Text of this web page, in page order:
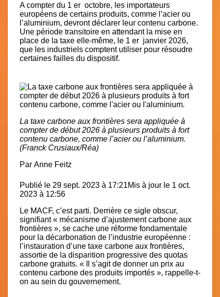
A compter du 1 er octobre, les importateurs
européens de certains produits, comme l’acier ou
l’aluminium, devront déclarer leur contenu carbone.
Une période transitoire en attendant la mise en
place de la taxe elle-même, le 1 er janvier 2026,
que les industriels comptent utiliser pour résoudre
certaines failles du dispositif.
La taxe carbone aux frontières sera appliquée à
compter de début 2026 à plusieurs produits à fort
contenu carbone, comme l’acier ou l’aluminium.
(Franck Crusiaux/Réa)
Par Anne Feitz
Publié le 29 sept. 2023 à 17:21Mis à jour le 1 oct.
2023 à 12:56
Le MACF, c’est parti. Derrière ce sigle obscur,
signifiant « mécanisme d’ajustement carbone aux
frontières », se cache une réforme fondamentale
pour la décarbonation de l’industrie européenne :
l’instauration d’une taxe carbone aux frontières,
assortie de la disparition progressive des quotas
carbone gratuits. « Il s’agit de donner un prix au
contenu carbone des produits importés », rappelle-t-
on au sein du gouvernement.